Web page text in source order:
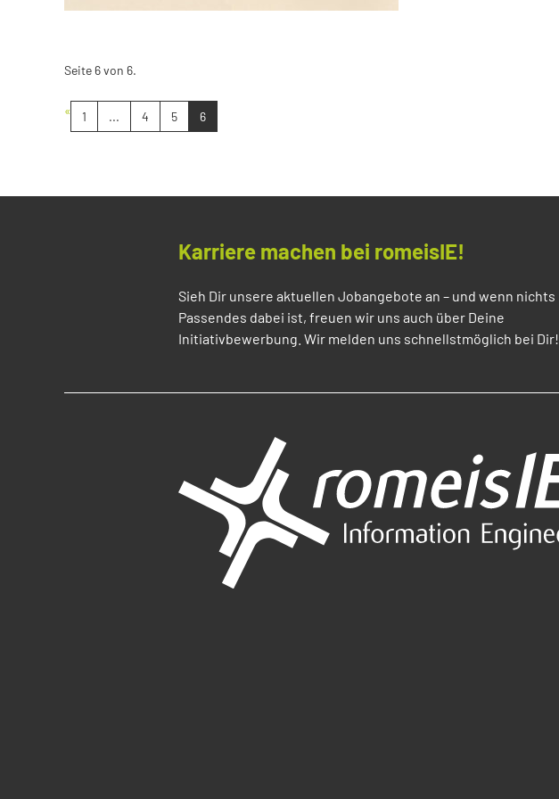
Seite 6 von 6.
« 1 ... 4 5 6
Karriere machen bei romeisIE!
Sieh Dir unsere aktuellen Jobangebote an – und wenn nichts
Passendes dabei ist, freuen wir uns auch über Deine
Initiativbewerbung. Wir melden uns schnellstmöglich bei Dir!